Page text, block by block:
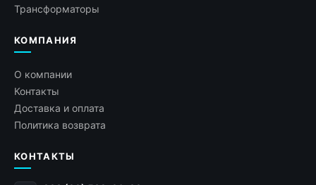
Трансформаторы
КОМПАНИЯ
О компании
Контакты
Доставка и оплата
Политика возврата
КОНТАКТЫ